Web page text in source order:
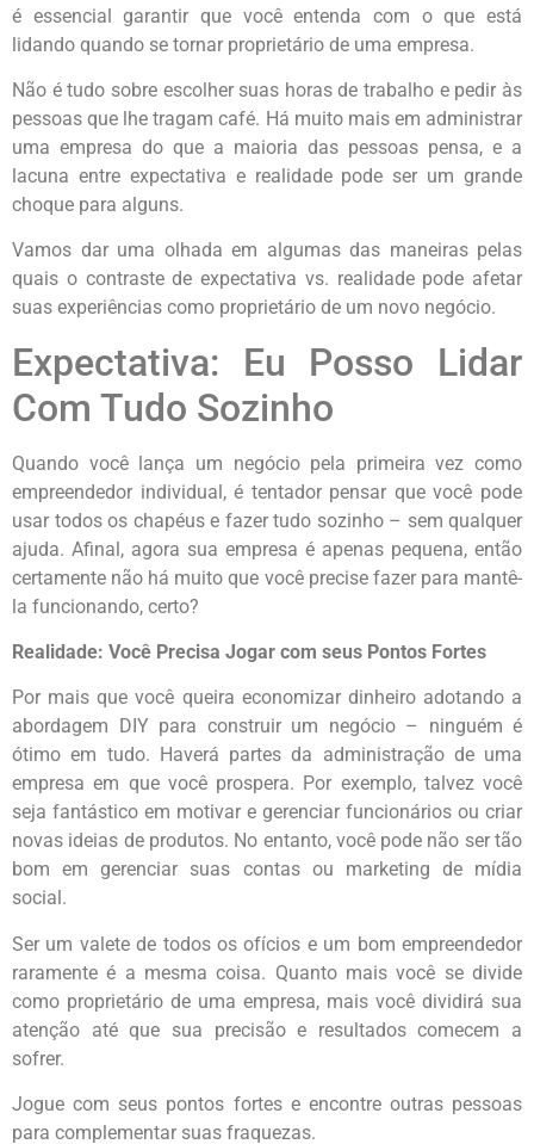
é essencial garantir que você entenda com o que está
lidando quando se tornar proprietário de uma empresa.
Não é tudo sobre escolher suas horas de trabalho e pedir às
pessoas que lhe tragam café. Há muito mais em administrar
uma empresa do que a maioria das pessoas pensa, e a
lacuna entre expectativa e realidade pode ser um grande
choque para alguns.
Vamos dar uma olhada em algumas das maneiras pelas
quais o contraste de expectativa vs. realidade pode afetar
suas experiências como proprietário de um novo negócio.
Expectativa: Eu Posso Lidar
Com Tudo Sozinho
Quando você lança um negócio pela primeira vez como
empreendedor individual, é tentador pensar que você pode
usar todos os chapéus e fazer tudo sozinho – sem qualquer
ajuda. Afinal, agora sua empresa é apenas pequena, então
certamente não há muito que você precise fazer para mantê-
la funcionando, certo?
Realidade: Você Precisa Jogar com seus Pontos Fortes
Por mais que você queira economizar dinheiro adotando a
abordagem DIY para construir um negócio – ninguém é
ótimo em tudo. Haverá partes da administração de uma
empresa em que você prospera. Por exemplo, talvez você
seja fantástico em motivar e gerenciar funcionários ou criar
novas ideias de produtos. No entanto, você pode não ser tão
bom em gerenciar suas contas ou marketing de mídia
social.
Ser um valete de todos os ofícios e um bom empreendedor
raramente é a mesma coisa. Quanto mais você se divide
como proprietário de uma empresa, mais você dividirá sua
atenção até que sua precisão e resultados comecem a
sofrer.
Jogue com seus pontos fortes e encontre outras pessoas
para complementar suas fraquezas.